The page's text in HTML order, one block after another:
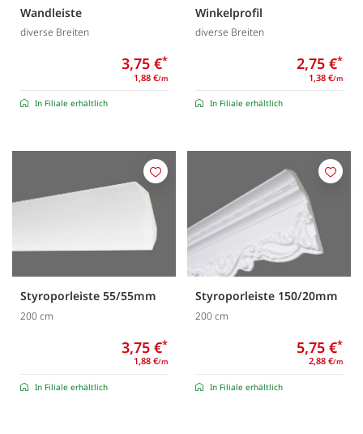
Wandleiste
diverse Breiten
3,75 €*
1,88 €/m
In Filiale erhältlich
Winkelprofil
diverse Breiten
2,75 €*
1,38 €/m
In Filiale erhältlich
Styroporleiste 55/55mm
200 cm
3,75 €*
1,88 €/m
In Filiale erhältlich
Merken
Styroporleiste 150/20mm
200 cm
5,75 €*
2,88 €/m
In Filiale erhältlich